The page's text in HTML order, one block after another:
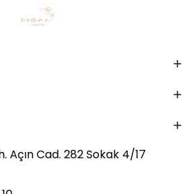
Açın Cad. 282 Sokak 4/17